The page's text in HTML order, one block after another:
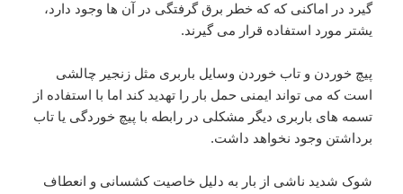
گیرد در اماکنی که که خطر برق گرفتگی در آن ها وجود دارد،
یشتر مورد استفاده قرار می گیرند.
پیچ خوردن و تاب خوردن وسایل باربری مثل زنجیر چالشی
است که می تواند ایمنی حمل بار را تهدید کند اما با استفاده از
تسمه های باربری دیگر مشکلی در رابطه با پیچ خوردگی یا تاب
برداشتن وجود نخواهد داشت.
شوک شدید ناشی از بار به دلیل خاصیت کشسانی و انعطاف